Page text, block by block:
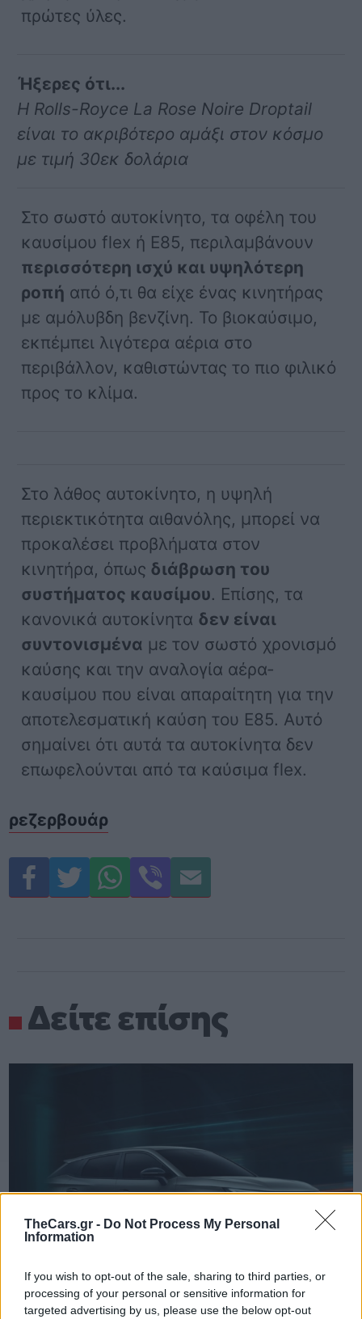
TheCars.gr - Do Not Process My Personal
Information
If you wish to opt-out of the sale, sharing to third parties, or
processing of your personal or sensitive information for
targeted advertising by us, please use the below opt-out
πρώτες ύλες.
Ήξερες ότι...
Η Rolls-Royce La Rose Noire Droptail
είναι το ακριβότερο αμάξι στον κόσμο
με τιμή 30εκ δολάρια
Στο σωστό αυτοκίνητο, τα οφέλη του
καυσίμου flex ή Ε85, περιλαμβάνουν
περισσότερη ισχύ και υψηλότερη
ροπή από ό,τι θα είχε ένας κινητήρας
με αμόλυβδη βενζίνη. Το βιοκαύσιμο,
εκπέμπει λιγότερα αέρια στο
περιβάλλον, καθιστώντας το πιο φιλικό
προς το κλίμα.
Στο λάθος αυτοκίνητο, η υψηλή
περιεκτικότητα αιθανόλης, μπορεί να
προκαλέσει προβλήματα στον
κινητήρα, όπως διάβρωση του
συστήματος καυσίμου. Επίσης, τα
κανονικά αυτοκίνητα δεν είναι
συντονισμένα με τον σωστό χρονισμό
καύσης και την αναλογία αέρα-
καυσίμου που είναι απαραίτητη για την
αποτελεσματική καύση του E85. Αυτό
σημαίνει ότι αυτά τα αυτοκίνητα δεν
επωφελούνται από τα καύσιμα flex.
ρεζερβουάρ
Δείτε επίσης